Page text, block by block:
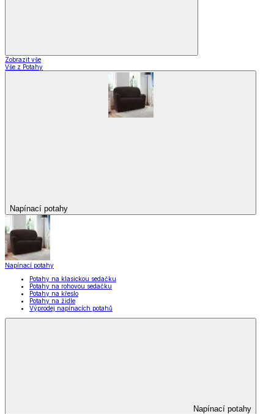
Zobrazit vše
Vše z Potahy
Napínací potahy
Napínací potahy
Potahy na klasickou sedačku
Potahy na rohovou sedačku
Potahy na křeslo
Potahy na židle
Výprodej napínacích potahů
Napínací potahy